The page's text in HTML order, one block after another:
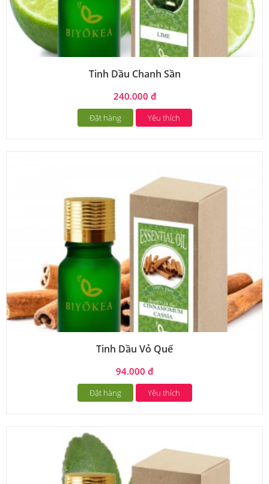
Tinh Dầu Chanh Sần
240.000 đ
Đặt hàng Yêu thích
Tinh Dầu Vỏ Quế
94.000 đ
Đặt hàng Yêu thích